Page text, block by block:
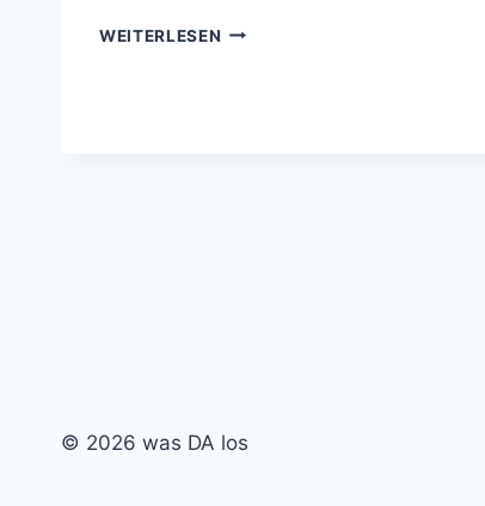
WEITERLESEN BOULDERN:
© 2026 was DA los